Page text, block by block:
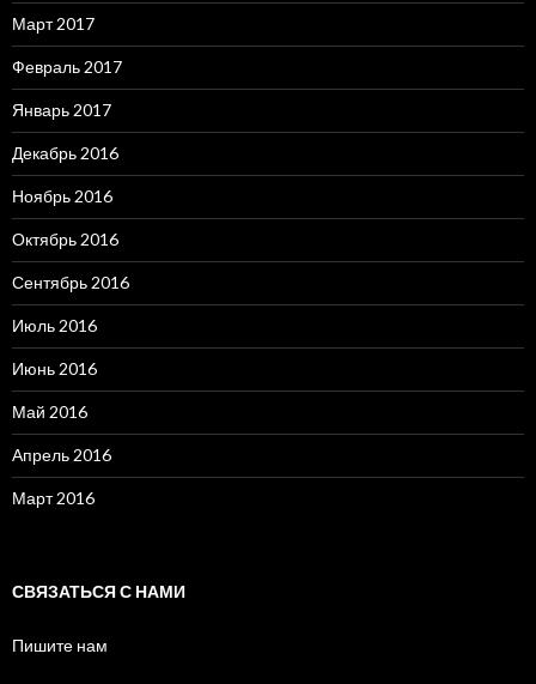
Март 2017
Февраль 2017
Январь 2017
Декабрь 2016
Ноябрь 2016
Октябрь 2016
Сентябрь 2016
Июль 2016
Июнь 2016
Май 2016
Апрель 2016
Март 2016
СВЯЗАТЬСЯ С НАМИ
Пишите нам